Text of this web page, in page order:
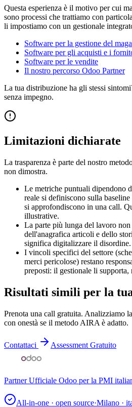
Questa esperienza è il motivo per cui
sono processi che trattiamo con
li impostiamo con un gestionale
Software per la gestione del
Software per gli acquisti e i
Software per le vendite
Il nostro percorso Odoo Partner
La tua distribuzione ha gli stessi
senza impegno.
Limitazioni dichiarate
La trasparenza è parte del nostro
non dimostra.
Le metriche puntuali dipendono
reale si definiscono sulla
si approfondiscono in una call.
illustrative.
La parte più lunga del lavoro
dell'anagrafica articoli e dello
significa digitalizzare il disordine.
I vincoli specifici del settore
merci pericolose) restano
preposti: il gestionale li supporta,
Risultati simili per la
Prenota una call gratuita. Analizziamo
con onestà se il metodo AIRA è adatto.
Contattaci Assessment Gratuito
Partner Ufficiale Odoo per la PMI
All-in-one · open source·Milano ·